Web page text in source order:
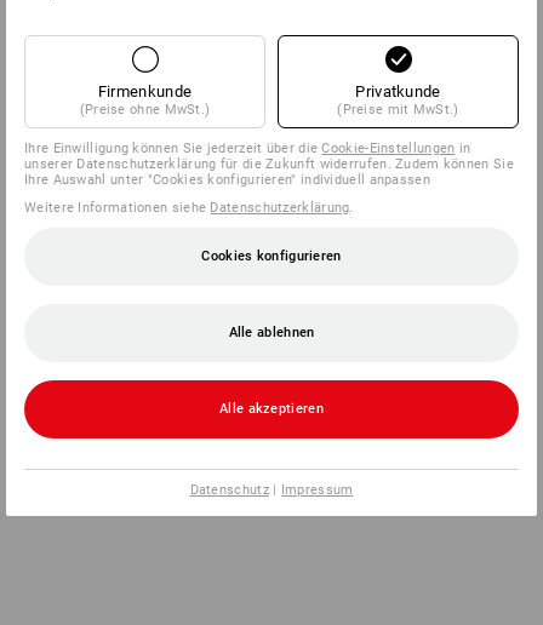
Firmenkunde
(Preise ohne MwSt.)
Privatkunde
(Preise mit MwSt.)
Ihre Einwilligung können Sie jederzeit über dieCookie-Einstellungen in
unserer Datenschutzerklärung für die Zukunft widerrufen. Zudem können Sie
Ihre Auswahl unter "Cookies konfigurieren" individuell anpassen
Weitere Informationen siehe Datenschutzerklärung
Cookies konfigurieren
Alle ablehnen
Alle akzeptieren
Datenschutz| Impressum